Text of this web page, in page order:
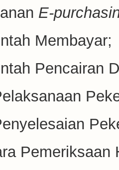
E-
Membayar;
Pencairan
Pemeriksaan